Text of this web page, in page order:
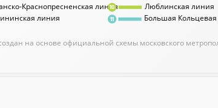
Краснопресненская линия
линия
Люблинская линия
на основе официальной схемы московского
Большая
10
11